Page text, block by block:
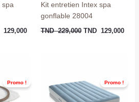
spa
129,000
Kit entretien Intex spa
gonflable 28004
TND229,000 TND 129,000
Promo !est :
TND
129,000.
Promo !
était :
TND
489,000.
TND